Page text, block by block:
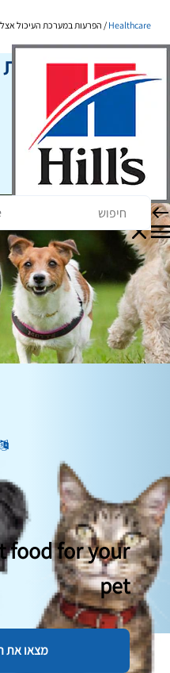
food for your
pet
מצאו את
Healthcare הפרעות במערכת העיכול אצל
הפרעות במערכת
סוגים וגורמים
כותב צוות
17 במרץ, 2026
בעיות גסטרו והפרעות במערכת